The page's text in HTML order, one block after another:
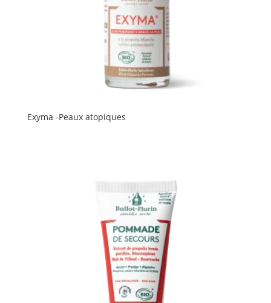
Exyma -Peaux atopiques